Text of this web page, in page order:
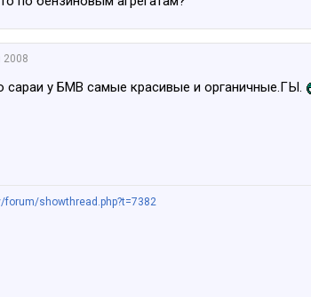
2008
сараи у БМВ самые красивые и органичные.ГЫ.
forum/showthread.php?t=7382